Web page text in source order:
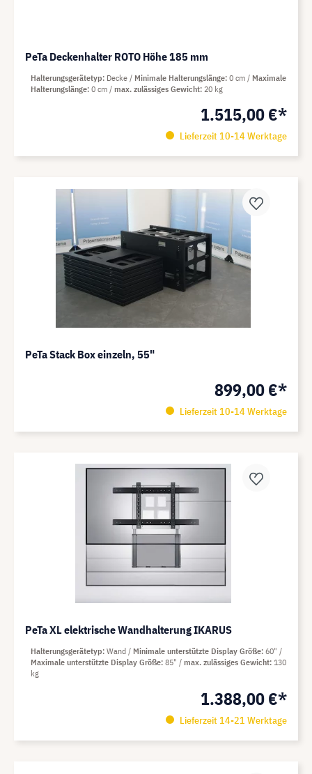
PeTa Deckenhalter ROTO Höhe 185 mm
1.515,00 €*
Lieferzeit 10-14 Werktage
Halterungsgerätetyp Decke Minimale Halterungslänge 0 cm
Maximale
Halterungslänge 0 cm max. zulässiges Gewicht 20 kg
PeTa Stack Box einzeln, 55"
899,00 €*
Lieferzeit 10-14 Werktage
PeTa XL elektrische Wandhalterung IKARUS
1.388,00 €*
Lieferzeit 14-21 Werktage
Halterungsgerätetyp Wand Minimale unterstützte Display Größe 60"
Maximale unterstützte Display Größe 85" max. zulässiges Gewicht 130
kg